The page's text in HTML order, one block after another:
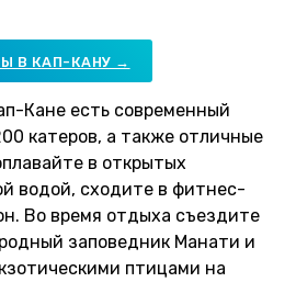
В КАП-КАНУ →
Кане есть современный
катеров, а также отличные
в открытых
водой, сходите в фитнес-
Во время отдыха съездите
заповедник Манати и
птицами на